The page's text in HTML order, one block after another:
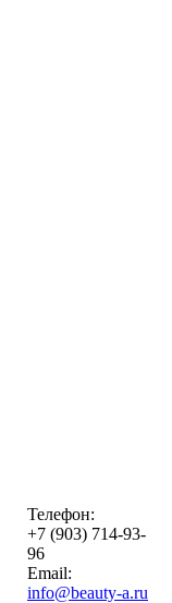
Телефон:
+7 (903) 714-93-
96
Email:
info@beauty-a.ru